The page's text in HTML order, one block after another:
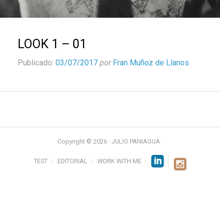
LOOK 1 – 01
Publicado: 03/07/2017 por Fran Muñoz de Llanos
Copyright © 2026 · JULIO PANIAGUA ·
TEST EDITORIAL WORK WITH ME